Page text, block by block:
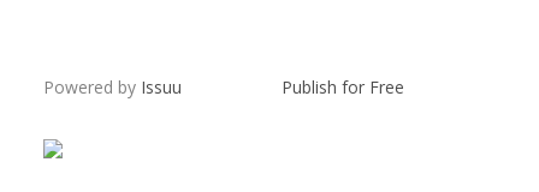
Powered by Issuu Publish for Free